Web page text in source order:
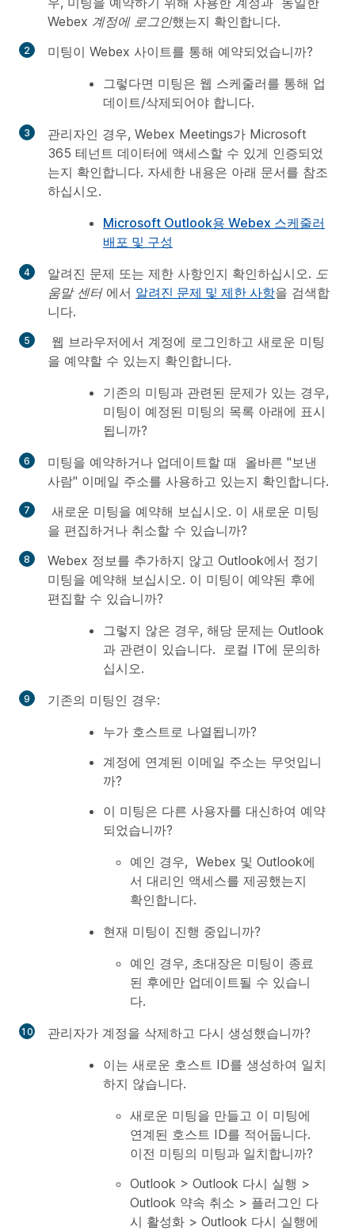
Webex 계정에 로그인했는지 확인합니다.
미팅이 Webex 사이트를 통해 예약되었습니까?
그렇다면 미팅은 웹 스케줄러를 통해 업
데이트/삭제되어야 합니다.
관리자인 경우, Webex Meetings가 Microsoft
365 테넌트 데이터에 액세스할 수 있게 인증되었
는지 확인합니다. 자세한 내용은 아래 문서를 참조
하십시오.
Microsoft Outlook용 Webex 스케줄러
배포 및 구성
알려진 문제 또는 제한 사항인지 확인하십시오. 도
움말 센터에서 알려진 문제 및 제한 사항을 검색합
니다.
웹 브라우저에서 계정에 로그인하고 새로운 미팅
을 예약할 수 있는지 확인합니다.
기존의 미팅과 관련된 문제가 있는 경우,
미팅이 예정된 미팅의 목록 아래에 표시
됩니까?
미팅을 예약하거나 업데이트할 때 올바른 "보낸
사람" 이메일 주소를 사용하고 있는지 확인합니다.
새로운 미팅을 예약해 보십시오. 이 새로운 미팅
을 편집하거나 취소할 수 있습니까?
Webex 정보를 추가하지 않고 Outlook에서 정기
미팅을 예약해 보십시오. 이 미팅이 예약된 후에
편집할 수 있습니까?
그렇지 않은 경우, 해당 문제는 Outlook
과 관련이 있습니다. 로컬 IT에 문의하
십시오.
기존의 미팅인 경우:
누가 호스트로 나열됩니까?
계정에 연계된 이메일 주소는 무엇입니
까?
이 미팅은 다른 사용자를 대신하여 예약
되었습니까?
예인 경우, Webex 및 Outlook에
서 대리인 액세스를 제공했는지
확인합니다.
현재 미팅이 진행 중입니까?
예인 경우, 초대장은 미팅이 종료
된 후에만 업데이트될 수 있습니
다.
관리자가 계정을 삭제하고 다시 생성했습니까?
이는 새로운 호스트 ID를 생성하여 일치
하지 않습니다.
새로운 미팅을 만들고 이 미팅에
연계된 호스트 ID를 적어둡니다.
이전 미팅의 미팅과 일치합니까?
Outlook > Outlook 다시 실행 >
Outlook 약속 취소 > 플러그인 다
시 활성화 > Outlook 다시 실행에